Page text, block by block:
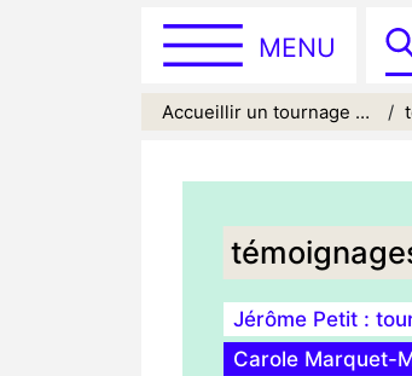
MENU
Accueillir un tournage sur son territoire
Jérôme Petit :
Carole Marquet-